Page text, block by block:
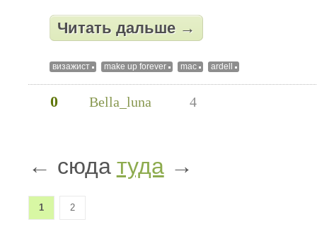
Читать дальше →
визажист make up forever mac ardell
0 Bella_luna 4
← сюда туда→
1 2